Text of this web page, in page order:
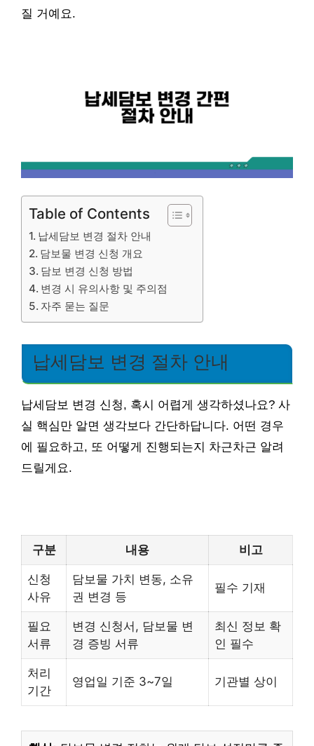
질 거예요.
Table of Contents
납세담보 변경 절차 안내
담보물 변경 신청 개요
담보 변경 신청 방법
변경 시 유의사항 및 주의점
자주 묻는 질문
납세담보 변경 절차 안내
납세담보 변경 신청, 혹시 어렵게 생각하셨나요? 사
실 핵심만 알면 생각보다 간단하답니다. 어떤 경우
에 필요하고, 또 어떻게 진행되는지 차근차근 알려
드릴게요.
구분 내용 비고
신청
사유
담보물 가치 변동, 소유
권 변경 등
필수 기재
필요
서류
변경 신청서, 담보물 변
경 증빙 서류
최신 정보 확
인 필수
처리
기간
영업일 기준 3~7일 기관별 상이